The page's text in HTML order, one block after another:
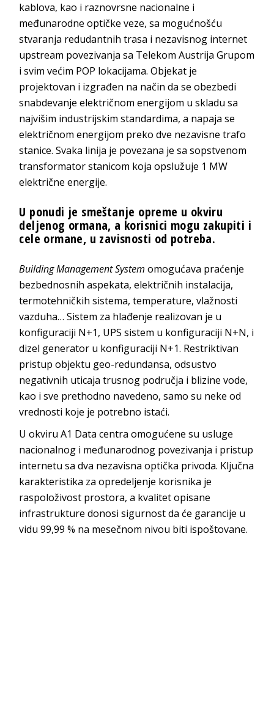
kablova, kao i raznovrsne nacionalne i
međunarodne optičke veze, sa mogućnošću
stvaranja redudantnih trasa i nezavisnog internet
upstream povezivanja sa Telekom Austrija Grupom
i svim većim POP lokacijama. Objekat je
projektovan i izgrađen na način da se obezbedi
snabdevanje električnom energijom u skladu sa
najvišim industrijskim standardima, a napaja se
električnom energijom preko dve nezavisne trafo
stanice. Svaka linija je povezana je sa sopstvenom
transformator stanicom koja opslužuje 1 MW
električne energije.
U ponudi je smeštanje opreme u okviru
deljenog ormana, a korisnici mogu zakupiti i
cele ormane, u zavisnosti od potreba.
Building Management System omogućava praćenje
bezbednosnih aspekata, električnih instalacija,
termotehničkih sistema, temperature, vlažnosti
vazduha… Sistem za hlađenje realizovan je u
konfiguraciji N+1, UPS sistem u konfiguraciji N+N, i
dizel generator u konfiguraciji N+1. Restriktivan
pristup objektu geo-redundansa, odsustvo
negativnih uticaja trusnog područja i blizine vode,
kao i sve prethodno navedeno, samo su neke od
vrednosti koje je potrebno istaći.
U okviru A1 Data centra omogućene su usluge
nacionalnog i međunarodnog povezivanja i pristup
internetu sa dva nezavisna optička privoda. Ključna
karakteristika za opredeljenje korisnika je
raspoloživost prostora, a kvalitet opisane
infrastrukture donosi sigurnost da će garancije u
vidu 99,99 % na mesečnom nivou biti ispoštovane.